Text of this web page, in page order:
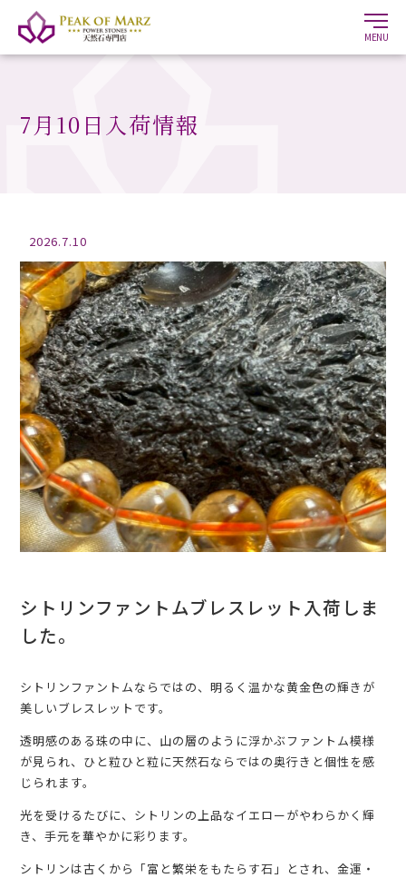
MENU
7月10日入荷情報
2026.7.10
シトリンファントムブレスレット入荷しま
した。
シトリンファントムならではの、明るく温かな黄金色の輝きが
美しいブレスレットです。
透明感のある珠の中に、山の層のように浮かぶファントム模様
が見られ、ひと粒ひと粒に天然石ならではの奥行きと個性を感
じられます。
光を受けるたびに、シトリンの上品なイエローがやわらかく輝
き、手元を華やかに彩ります。
シトリンは古くから「富と繁栄をもたらす石」とされ、金運・